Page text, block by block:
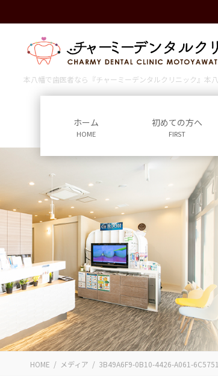
ン
ビ
本八幡で歯医者なら『チャーミーデンタルクリニック』本
ホーム
HOME
初めての方へ
FIRST
HOME メディア 3B49A6F9-0B10-4426-A061-